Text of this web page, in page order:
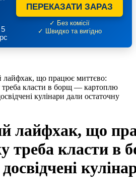
ПЕРЕКАЗАТИ ЗАРАЗ
✓ Без комісії
✓ Швидко та вигідно
лайфхак, що працює миттєво:
класти в борщ — картоплю
кулінари дали остаточну
лайфхак, що
треба класти